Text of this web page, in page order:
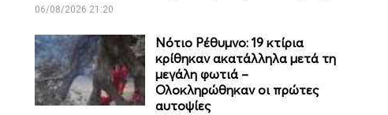
06/08/2026 21:20
Νότιο Ρέθυμνο: 19 κτίρια
κρίθηκαν ακατάλληλα μετά τη
μεγάλη φωτιά –
Ολοκληρώθηκαν οι πρώτες
αυτοψίες